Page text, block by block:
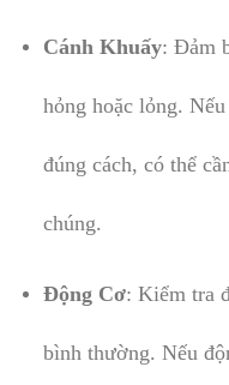
Cánh Khuấy: Đảm
hỏng hoặc lỏng.
đúng cách, có thể
chúng.
Động Cơ: Kiểm tra
bình thường. Nếu